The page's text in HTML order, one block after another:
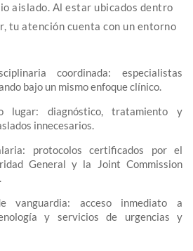
aislado. Al estar ubicados dentro
tu atención cuenta con un entorno
coordinada: especialistas
bajo un mismo enfoque clínico.
lugar: diagnóstico, tratamiento y
innecesarios.
protocolos certificados por el
General y la Joint Commission
vanguardia: acceso inmediato a
y servicios de urgencias y